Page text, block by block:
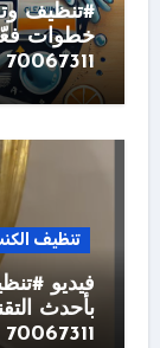
#تنظيف
خطوات
70067311 #cleaning #شركه #toilet
تنظيف
فيديو
بأحدث
70067311 #تنظيف_فلل #qatar #شركه